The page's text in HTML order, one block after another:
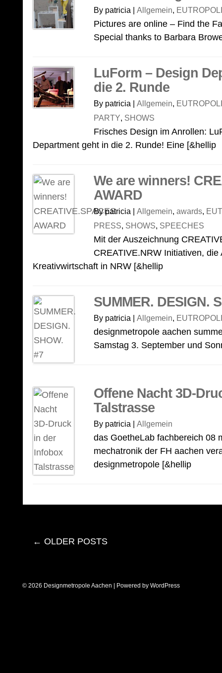
By patricia | Allgemein,
Pictures are online – Find the
Special thanks to Barbara
LuForm – Design
die 2. Runde
By patricia | Allgemein,
PARTY, SHOWS
Frisches Design im Anrollen:
Department geht in die 2. Runde! Eine [&hellip
We are winners!
AWARD
By patricia | Allgemein, awards,
PRESS, SHOWS, SPEECHES
Mit der Auszeichnung
CREATIVE.NRW Initiativen,
Kreativwirtschaft in NRW [&hellip
SUMMER. DESIGN.
By patricia | Allgemein,
designmetropole aachen
Samstag 3. September und
Offene Nacht 3D-
Talstrasse
By patricia | Allgemein
das GoetheLab fachbereich 08
mechatronik der FH aachen
designmetropole [&hellip
← OLDER POSTS
© 2026 Designmetropole Aachen | Powered by WordPress